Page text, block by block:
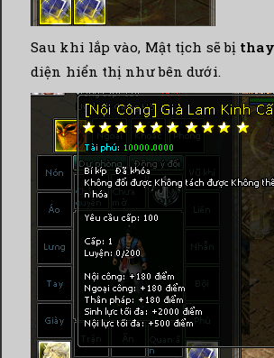
Sau khi lắp vào, Mật tịch sẽ bị
diện hiển thị như bên dưới.